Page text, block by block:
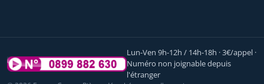
Lun-Ven 9h-12h / 14h-18h · 3€/appel ·
Numéro non joignable depuis
l'étranger